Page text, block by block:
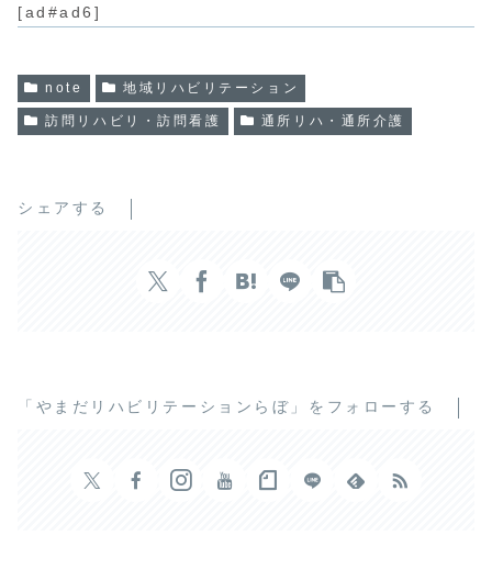
[ad#ad6]
note 地域リハビリテーション
訪問リハビリ・訪問看護 通所リハ・通所介護
シェアする
「やまだリハビリテーションらぼ」をフォローする